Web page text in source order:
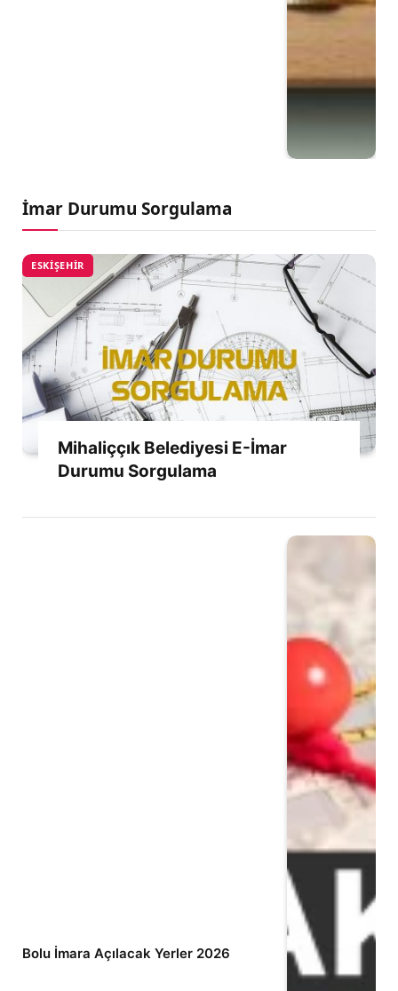
İmar Durumu Sorgulama
ESKIŞEHIR
Mihaliççık Belediyesi E-İmar
Durumu Sorgulama
Bolu İmara Açılacak Yerler 2026